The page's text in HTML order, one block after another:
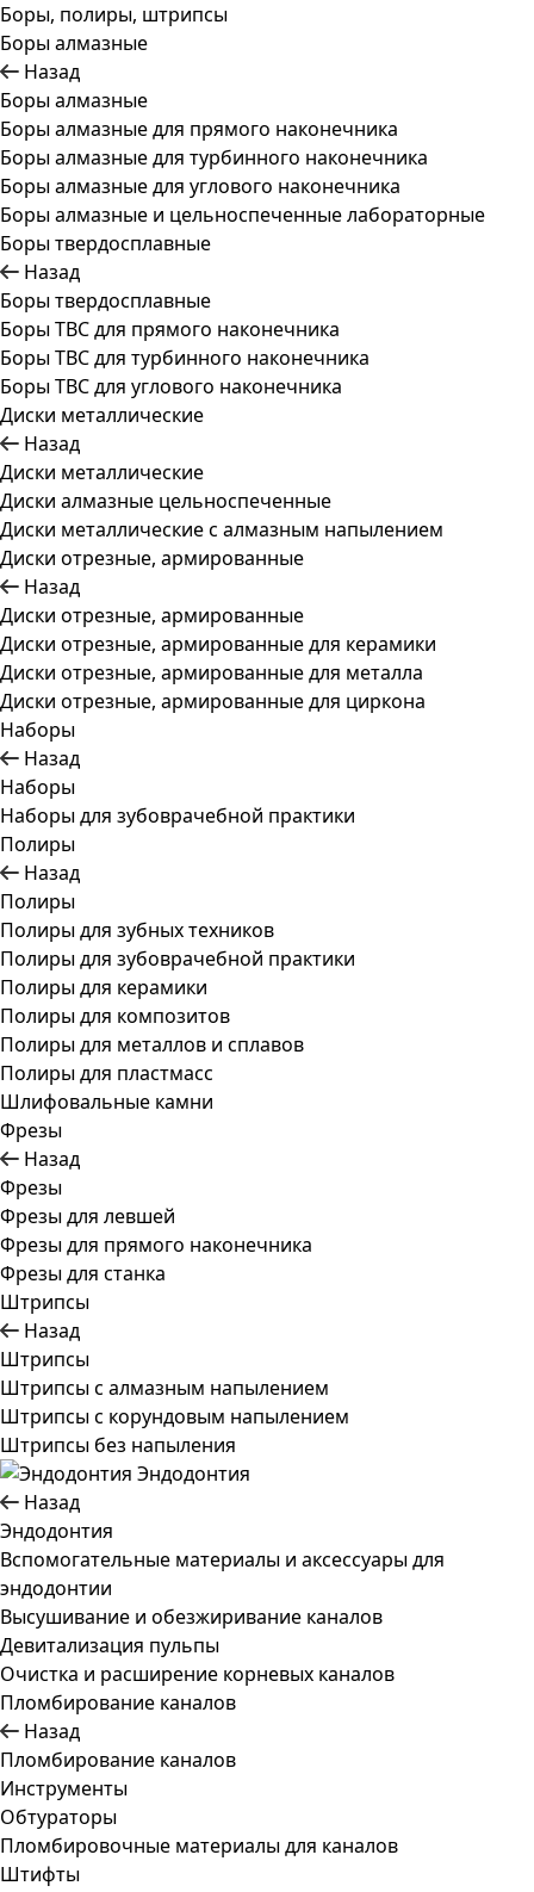
Боры, полиры, штрипсы
Боры алмазные
Назад
Боры алмазные
Боры алмазные для прямого наконечника
Боры алмазные для турбинного наконечника
Боры алмазные для углового наконечника
Боры алмазные и цельноспеченные лабораторные
Боры твердосплавные
Назад
Боры твердосплавные
Боры ТВС для прямого наконечника
Боры ТВС для турбинного наконечника
Боры ТВС для углового наконечника
Диски металлические
Назад
Диски металлические
Диски алмазные цельноспеченные
Диски металлические с алмазным напылением
Диски отрезные, армированные
Назад
Диски отрезные, армированные
Диски отрезные, армированные для керамики
Диски отрезные, армированные для металла
Диски отрезные, армированные для циркона
Наборы
Назад
Наборы
Наборы для зубоврачебной практики
Полиры
Назад
Полиры
Полиры для зубных техников
Полиры для зубоврачебной практики
Полиры для керамики
Полиры для композитов
Полиры для металлов и сплавов
Полиры для пластмасс
Шлифовальные камни
Фрезы
Назад
Фрезы
Фрезы для левшей
Фрезы для прямого наконечника
Фрезы для станка
Штрипсы
Назад
Штрипсы
Штрипсы c алмазным напылением
Штрипсы c корундовым напылением
Штрипсы без напыления
Эндодонтия
Назад
Эндодонтия
Вспомогательные материалы и аксессуары для
эндодонтии
Высушивание и обезжиривание каналов
Девитализация пульпы
Очистка и расширение корневых каналов
Пломбирование каналов
Назад
Пломбирование каналов
Инструменты
Обтураторы
Пломбировочные материалы для каналов
Штифты